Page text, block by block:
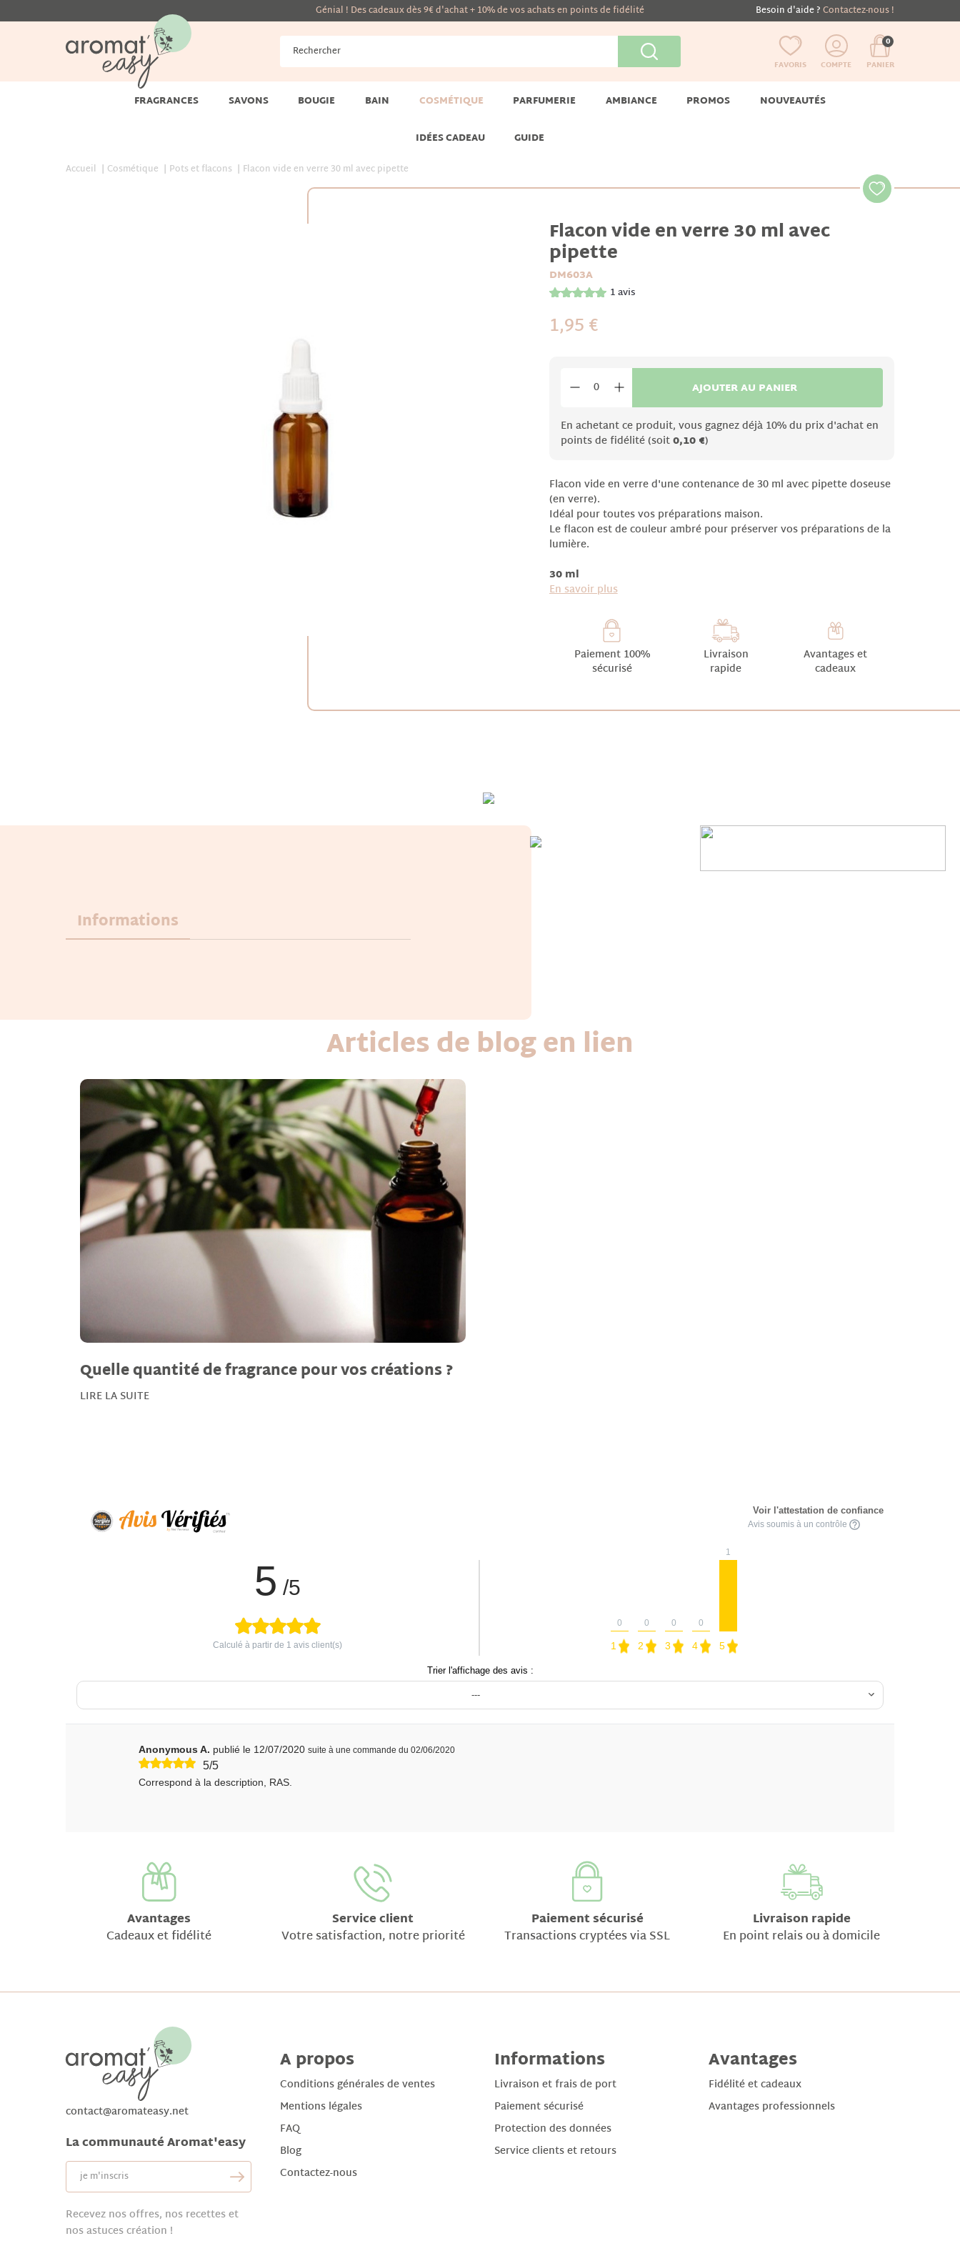
Génial ! Des cadeaux dès 9€ d'achat + 10% de vos achats en points de fidélité Besoin d'aide ?Contactez-nous !
FAVORIS COMPTE PANIER
0
FRAGRANCES SAVONS BOUGIE BAIN COSMÉTIQUE PARFUMERIE AMBIANCE PROMOS NOUVEAUTÉS
IDÉES CADEAU GUIDE
Accueil Cosmétique Pots et flacons Flacon vide en verre 30 ml avec pipette
Flacon vide en verre 30 ml avec
pipette
DM603A
1avis
1,95 €
AJOUTER AU PANIER
En achetant ce produit, vous gagnez déjà 10% du prix d'achat en
points de fidélité (soit0,10 €)
Flacon vide en verre d'une contenance de 30 ml avec pipette doseuse
(en verre).
Idéal pour toutes vos préparations maison.
Le flacon est de couleur ambré pour préserver vos préparations de la
lumière.
30 ml
En savoir plus
Paiement 100%
sécurisé
Livraison
rapide
Avantages et
cadeaux
Informations
Articles de blog en lien
Quelle quantité de fragrance pour vos créations ?
LIRE LA SUITE
Voir l'attestation de confiance
Avis soumis à un contrôle
5 /5
Calculé à partir de 1 avis client(s) 1
0
2
0
3
0
4
0
5
1
Trier l'affichage des avis :
---
Anonymous A. publié le 12/07/2020 suite à une commande du 02/06/2020
5/5
Correspond à la description, RAS.
Avantages
Cadeaux et fidélité
Service client
Votre satisfaction, notre priorité
Paiement sécurisé
Transactions cryptées via SSL
Livraison rapide
En point relais ou à domicile
contact@aromateasy.net
La communauté Aromat'easy
Recevez nos offres, nos recettes et
nos astuces création !
A propos
Conditions générales de ventes
Mentions légales
FAQ
Blog
Contactez-nous
Informations
Livraison et frais de port
Paiement sécurisé
Protection des données
Service clients et retours
Avantages
Fidélité et cadeaux
Avantages professionnels